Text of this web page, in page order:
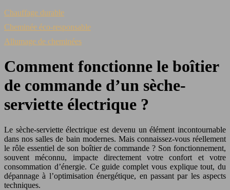
Chauffage durable
Cheminée éco-responsable
Allumage de cheminées
Comment fonctionne le boîtier
de commande d’un sèche-
serviette électrique ?
Le sèche-serviette électrique est devenu un élément incontournable
dans nos salles de bain modernes. Mais connaissez-vous réellement
le rôle essentiel de son boîtier de commande ? Son fonctionnement,
souvent méconnu, impacte directement votre confort et votre
consommation d’énergie. Ce guide complet vous explique tout, du
dépannage à l’optimisation énergétique, en passant par les aspects
techniques.